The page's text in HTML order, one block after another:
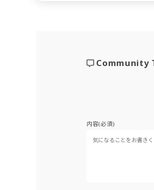
Community
内容(必須)